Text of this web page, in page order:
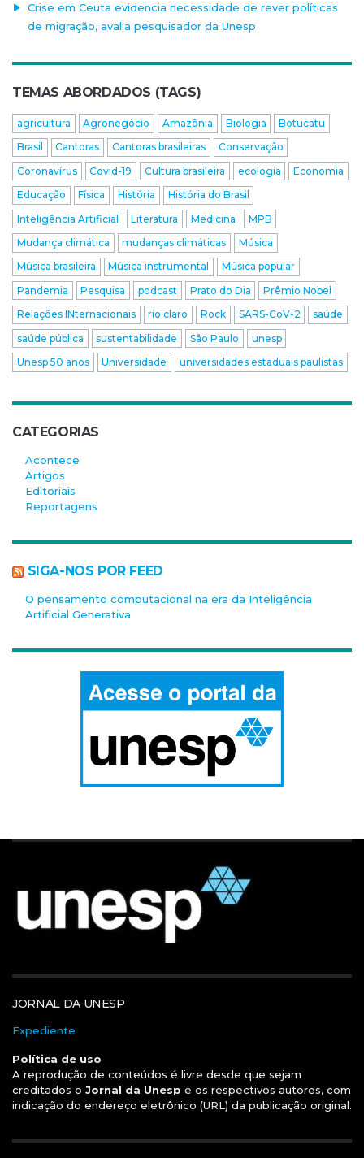
Crise em Ceuta evidencia necessidade de rever políticas
de migração, avalia pesquisador da Unesp
TEMAS ABORDADOS (TAGS)
agricultura Agronegócio Amazônia Biologia
Botucatu
Brasil
Cantoras Cantoras brasileiras
Conservação
Coronavírus
Covid-19 Cultura brasileira ecologia
Economia
Educação
Física História
História do Brasil
Inteligência Artificial
Literatura Medicina
MPB
Mudança climática
mudanças climáticas
Música
Música brasileira
Música instrumental
Música popular
Pandemia
Pesquisa podcast Prato do Dia
Prêmio Nobel
Relações INternacionais
rio claro Rock SARS-CoV-2
saúde
saúde pública
sustentabilidade São Paulo
unesp
Unesp 50 anos
Universidade universidades estaduais paulistas
CATEGORIAS
Acontece
Artigos
Editoriais
Reportagens
SIGA-NOS POR FEED
O pensamento computacional na era da Inteligência
Artificial Generativa
JORNAL DA UNESP
Expediente
Política de uso
A reprodução de conteúdos é livre desde que sejam
creditados o Jornal da Unesp e os respectivos autores, com
indicação do endereço eletrônico (URL) da publicação original.